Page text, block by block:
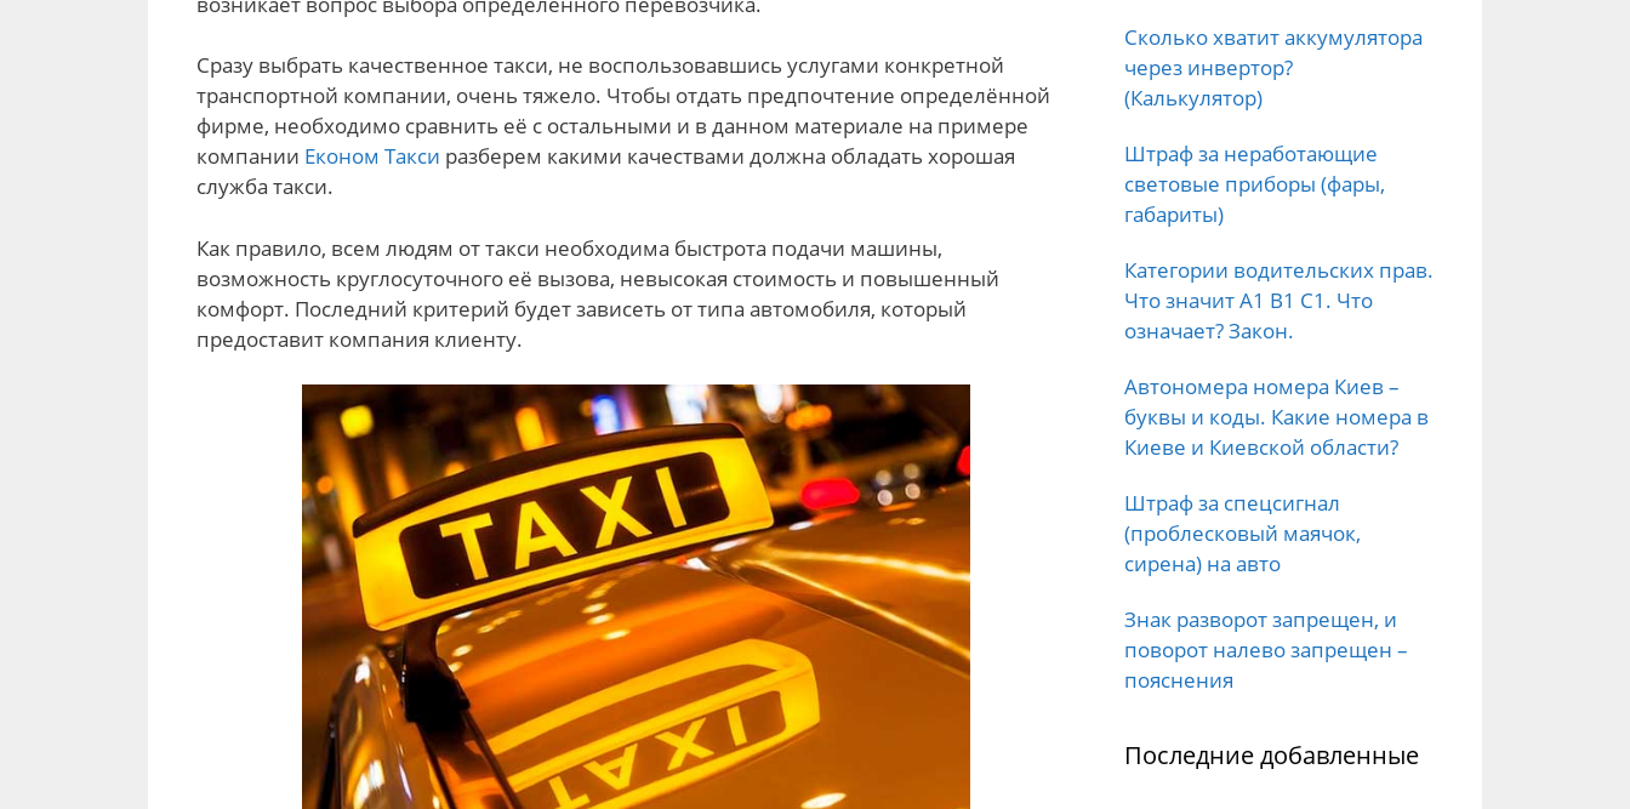
Сразу выбрать качественное такси, не воспользовавшись услугами конкретной
транспортной компании, очень тяжело. Чтобы отдать предпочтение определённой
фирме, необходимо сравнить её с остальными и в данном материале на примере
компании Економ Такси разберем какими качествами должна обладать хорошая
служба такси.
Как правило, всем людям от такси необходима быстрота подачи машины,
возможность круглосуточного её вызова, невысокая стоимость и повышенный
комфорт. Последний критерий будет зависеть от типа автомобиля, который
предоставит компания клиенту.
Сколько хватит аккумулятора
через инвертор?
(Калькулятор)
Штраф за неработающие
световые приборы (фары,
габариты)
Категории водительских прав.
Что значит А1 B1 C1. Что
означает? Закон.
Автономера номера Киев –
буквы и коды. Какие номера в
Киеве и Киевской области?
Штраф за спецсигнал
(проблесковый маячок,
сирена) на авто
Знак разворот запрещен, и
поворот налево запрещен –
пояснения
Последние добавленные